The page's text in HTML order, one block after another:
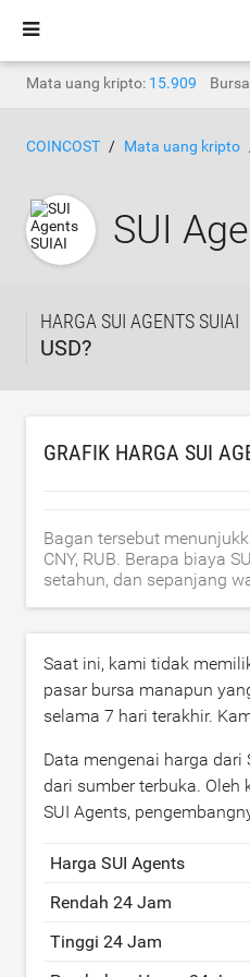
Mata uang kripto: 15.909
COINCOST Mata uang kripto
SUI
HARGA SUI AGENTS SUIAI
USD?
GRAFIK HARGA SUI
Bagan tersebut
CNY, RUB. Berapa biaya
setahun, dan sepanjang
Saat ini, kami tidak
pasar bursa manapun
selama 7 hari terakhir.
Data mengenai harga
dari sumber terbuka.
SUI Agents,
Harga SUI Agents
Rendah 24 Jam
Tinggi 24 Jam